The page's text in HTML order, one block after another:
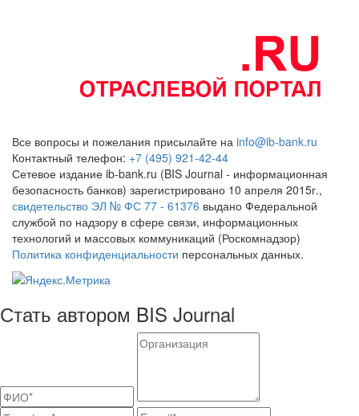
Все вопросы и пожелания присылайте на info@ib-bank.ru
Контактный телефон: +7 (495) 921-42-44
Сетевое издание ib-bank.ru (BIS Journal - информационная
безопасность банков) зарегистрировано 10 апреля 2015г.,
свидетельство ЭЛ № ФС 77 - 61376 выдано Федеральной
службой по надзору в сфере связи, информационных
технологий и массовых коммуникаций (Роскомнадзор)
Политика конфиденциальности персональных данных.
Стать автором BIS Journal